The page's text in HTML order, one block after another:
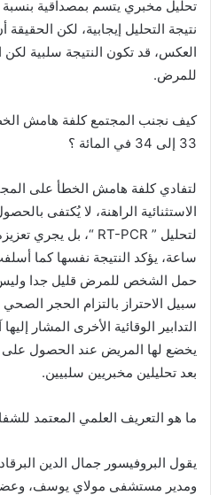
تحليل مخبري يتسم بمصداقية بنسبة
نتيجة التحليل إيجابية، لكن
العكس، قد تكون النتيجة سلبية
للمرض.
كيف نجنب المجتمع كلفة هامش
33 إلى 34 في المائة ؟
لتفادي كلفة هامش الخطأ على
الاستثنائية الراهنة، لا يُكتفى
ساعة، يؤكد النتيجة نفسها كما
حمل الشخص للمرض قليل جدا
سبيل الاحتراز بالتزام الحجر
التدابير الوقائية الأخرى المشار
بعد تحليلين مخبريين سلبيين.
ما هو التعريف العلمي المعتمد للشفاء
يقول البروفيسور جمال الدين
ومدير مستشفى مولاي يوسف، وعضو